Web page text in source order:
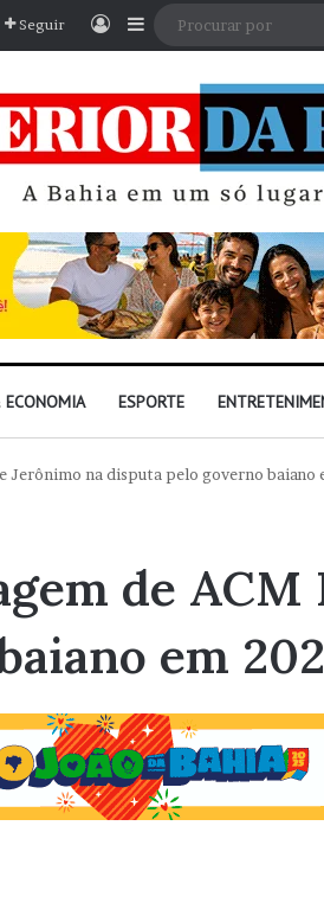
Seguir EntrarBarra Lateral
ESPORTE
Jerônimo na disputa pelo governo baiano
de
em